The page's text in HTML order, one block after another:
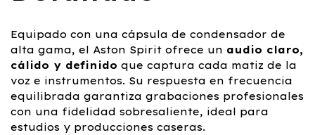
Equipado con una cápsula de condensador de
alta gama, el Aston Spirit ofrece un audio claro,
cálido y definido que captura cada matiz de la
voz e instrumentos. Su respuesta en frecuencia
equilibrada garantiza grabaciones profesionales
con una fidelidad sobresaliente, ideal para
estudios y producciones caseras.